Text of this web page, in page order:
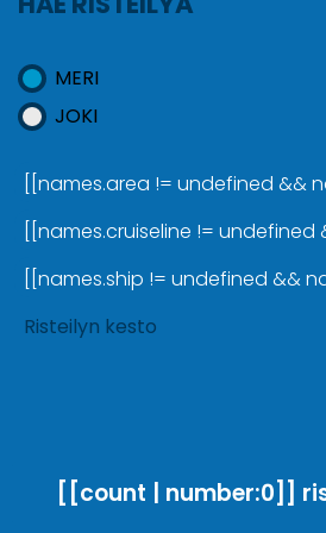
MERI
JOKI
[[names.area != undefined &&
[[names.cruiseline != undefined
[[names.ship != undefined &&
Risteilyn kesto